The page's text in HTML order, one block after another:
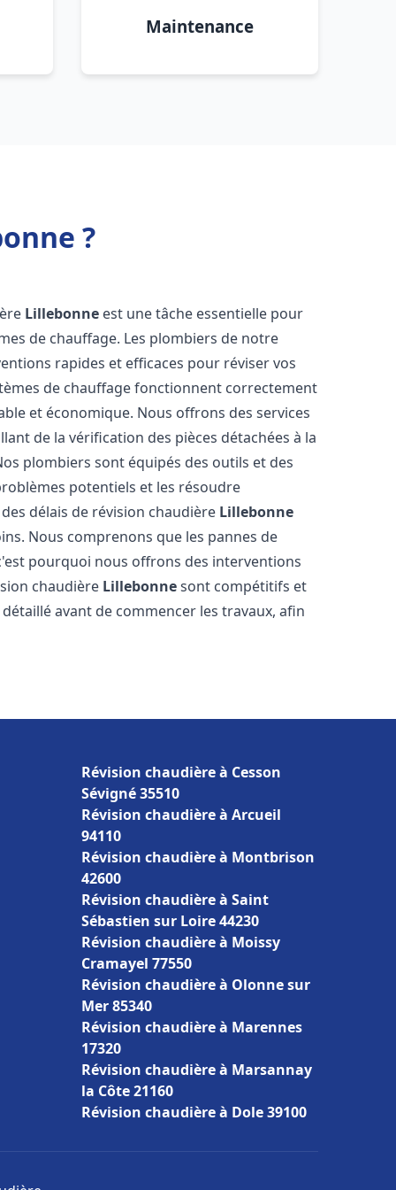
Maintenance
?
Lillebonne est une tâche essentielle pour
de chauffage. Les plombiers de notre
rapides et efficaces pour réviser vos
de chauffage fonctionnent correctement
et économique. Nous offrons des services
de la vérification des pièces détachées à la
plombiers sont équipés des outils et des
potentiels et les résoudre
délais de révision chaudière Lillebonne
Nous comprenons que les pannes de
pourquoi nous offrons des interventions
chaudière Lillebonnesont compétitifs et
avant de commencer les travaux, afin
Révision chaudière à Cesson
Sévigné 35510
Révision chaudière à Arcueil
94110
Révision chaudière à Montbrison
42600
Révision chaudière à Saint
Sébastien sur Loire 44230
Révision chaudière à Moissy
Cramayel 77550
Révision chaudière à Olonne sur
Mer 85340
Révision chaudière à Marennes
17320
Révision chaudière à Marsannay
la Côte 21160
Révision chaudière à Dole 39100